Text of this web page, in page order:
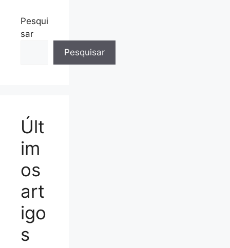
Pesqui
sar
Pesquisar
Últ
im
os
art
igo
s